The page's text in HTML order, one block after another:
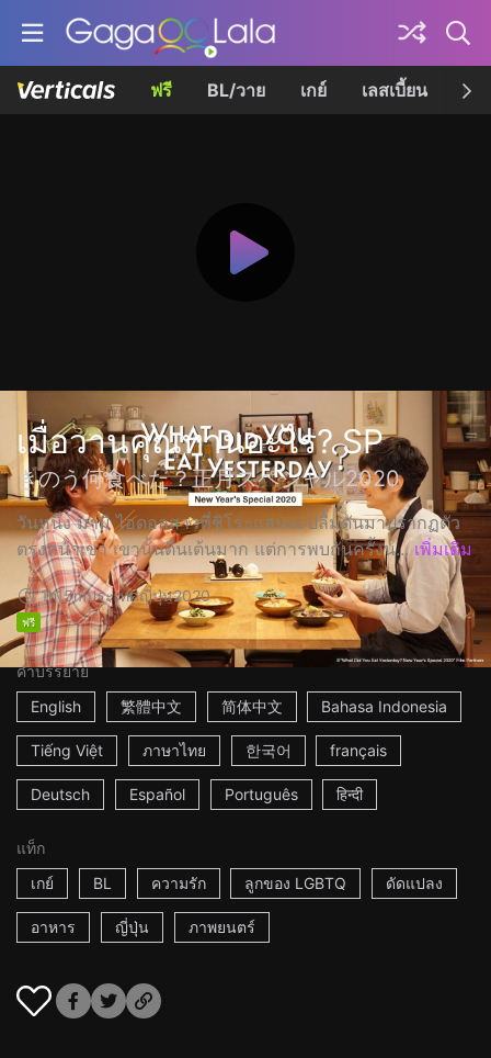
ฟรี BL/วาย เกย์ เลสเบี้ยน เค
เมื่อวานคุณทานอะไร? SP
きのう何食べた？正月スペシャル2020
วันหนึ่ง มามิ ไอดอลสาวที่ชิโระแสนจะปลื้มดันมาปรากฏตัว
ตรงหน้าเขา เขานั้นตื่นเต้นมาก แต่การพบกันครั้งน... เพิ่มเติม
1h15mประเทศญี่ปุ่น2020
ฟรี
คำบรรยาย
English
繁體中文 简体中文 Bahasa Indonesia
Tiếng Việt ภาษาไทย 한국어 français
Deutsch Español Português हिन्दी
แท็ก
เกย์
BL ความรัก ลูกของ LGBTQ ดัดแปลง
อาหาร ญี่ปุ่น ภาพยนตร์